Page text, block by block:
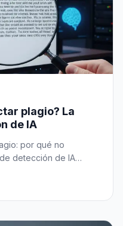
plagio? La
de IA
por qué no
detección de IA